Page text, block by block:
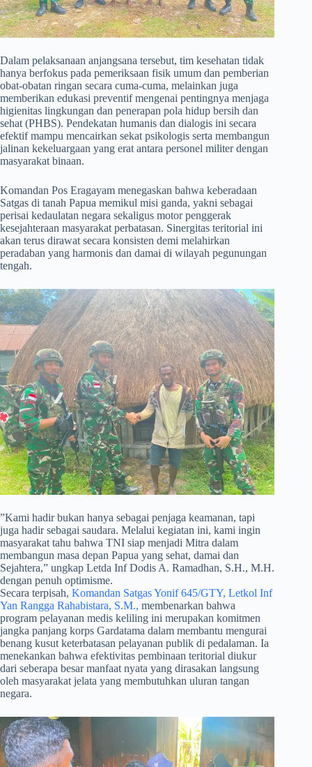
​Dalam pelaksanaan anjangsana tersebut, tim kesehatan tidak
hanya berfokus pada pemeriksaan fisik umum dan pemberian
obat-obatan ringan secara cuma-cuma, melainkan juga
memberikan edukasi preventif mengenai pentingnya menjaga
higienitas lingkungan dan penerapan pola hidup bersih dan
sehat (PHBS). Pendekatan humanis dan dialogis ini secara
efektif mampu mencairkan sekat psikologis serta membangun
jalinan kekeluargaan yang erat antara personel militer dengan
masyarakat binaan.
​Komandan Pos Eragayam menegaskan bahwa keberadaan
Satgas di tanah Papua memikul misi ganda, yakni sebagai
perisai kedaulatan negara sekaligus motor penggerak
kesejahteraan masyarakat perbatasan. Sinergitas teritorial ini
akan terus dirawat secara konsisten demi melahirkan
peradaban yang harmonis dan damai di wilayah pegunungan
tengah.
​”Kami hadir bukan hanya sebagai penjaga keamanan, tapi
juga hadir sebagai saudara. Melalui kegiatan ini, kami ingin
masyarakat tahu bahwa TNI siap menjadi Mitra dalam
membangun masa depan Papua yang sehat, damai dan
Sejahtera,” ungkap Letda Inf Dodis A. Ramadhan, S.H., M.H.
dengan penuh optimisme.
Secara terpisah, Komandan Satgas Yonif 645/GTY, Letkol Inf
Yan Rangga Rahabistara, S.M., membenarkan bahwa
program pelayanan medis keliling ini merupakan komitmen
jangka panjang korps Gardatama dalam membantu mengurai
benang kusut keterbatasan pelayanan publik di pedalaman. Ia
menekankan bahwa efektivitas pembinaan teritorial diukur
dari seberapa besar manfaat nyata yang dirasakan langsung
oleh masyarakat jelata yang membutuhkan uluran tangan
negara.